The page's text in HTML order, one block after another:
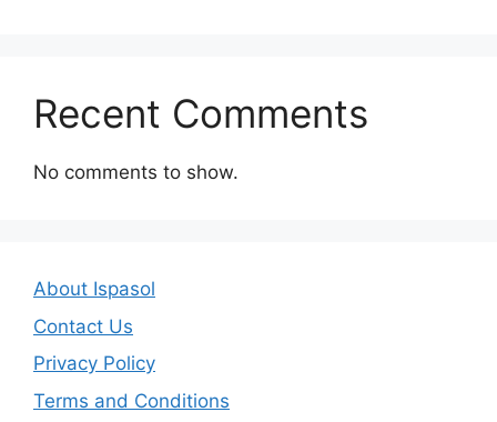
Recent Comments
No comments to show.
About Ispasol
Contact Us
Privacy Policy
Terms and Conditions